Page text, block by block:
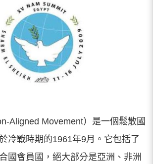
Aligned Movement）是一個鬆散國
冷戰時期的1961年9月。它包括了
國會員國，絕大部分是亞洲、非洲